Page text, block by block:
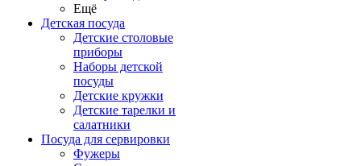
Ещё
Детская посуда
Детские столовые
приборы
Наборы детской
посуды
Детские кружки
Детские тарелки и
салатники
Посуда для сервировки
Фужеры